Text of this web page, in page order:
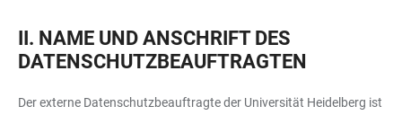
II. NAME UND ANSCHRIFT DES
DATENSCHUTZBEAUFTRAGTEN
Der externe Datenschutzbeauftragte der Universität Heidelberg ist